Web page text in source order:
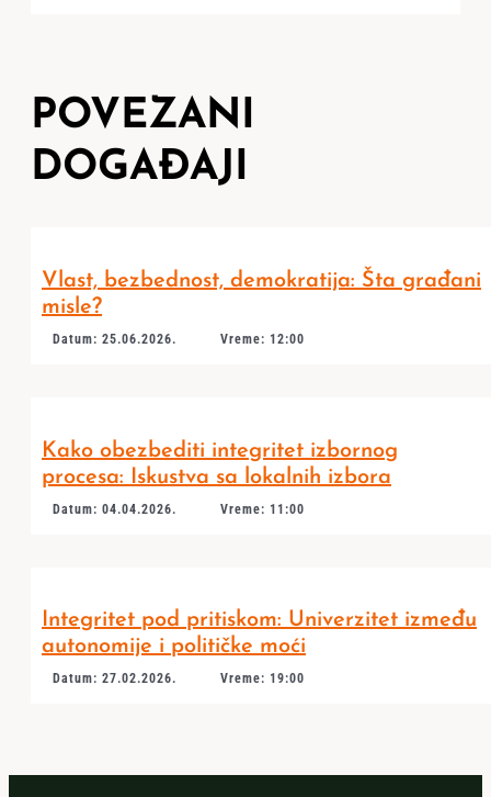
POVEZANI
DOGAĐAJI
Vlast, bezbednost, demokratija: Šta građani
misle?
Datum: 25.06.2026. Vreme: 12:00
Kako obezbediti integritet izbornog
procesa: Iskustva sa lokalnih izbora
Datum: 04.04.2026. Vreme: 11:00
Integritet pod pritiskom: Univerzitet između
autonomije i političke moći
Datum: 27.02.2026. Vreme: 19:00